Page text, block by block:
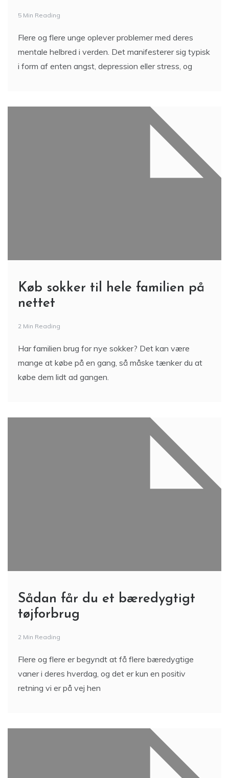
5 Min Reading
Flere og flere unge oplever problemer med deres
mentale helbred i verden. Det manifesterer sig typisk
i form af enten angst, depression eller stress, og
Køb sokker til hele familien på
nettet
2 Min Reading
Har familien brug for nye sokker? Det kan være
mange at købe på en gang, så måske tænker du at
købe dem lidt ad gangen.
Sådan får du et bæredygtigt
tøjforbrug
2 Min Reading
Flere og flere er begyndt at få flere bæredygtige
vaner i deres hverdag, og det er kun en positiv
retning vi er på vej hen